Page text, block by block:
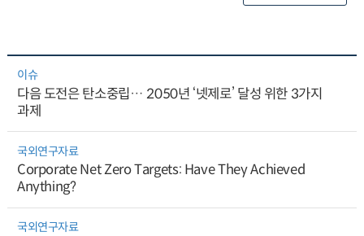
이슈
다음 도전은 탄소중립… 2050년 ‘넷제로’ 달성 위한 3가지
과제
국외연구자료
Corporate Net Zero Targets: Have They Achieved
Anything?
국외연구자료